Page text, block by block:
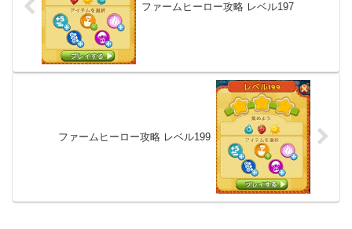
ファームヒーロー攻略 レベル197
ファームヒーロー攻略 レベル199